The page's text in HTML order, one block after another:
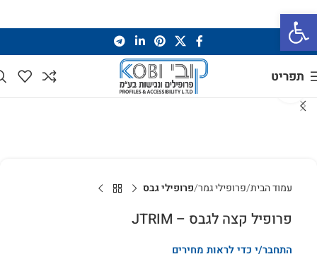
פתח סרגל נגישות
תפריט
עמוד הבית פרופילי גמר פרופילי גבס
פרופיל קצה לגבס – JTRIM
התחבר/י כדי לראות מחירים